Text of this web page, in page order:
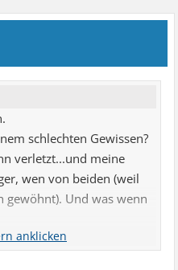
schlechten Gewissen?
verletzt...und meine
wen von beiden (weil
gewöhnt). Und was wenn